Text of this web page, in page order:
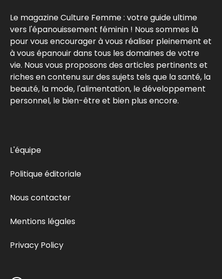
Le magazine Culture Femme : votre guide ultime
vers l'épanouissement féminin ! Nous sommes là
pour vous encourager à vous réaliser pleinement et
à vous épanouir dans tous les domaines de votre
vie. Nous vous proposons des articles pertinents et
riches en contenu sur des sujets tels que la santé, la
beauté, la mode, l'alimentation, le développement
personnel, le bien-être et bien plus encore.
L'équipe
Politique éditoriale
Nous contacter
Mentions légales
Privacy Policy